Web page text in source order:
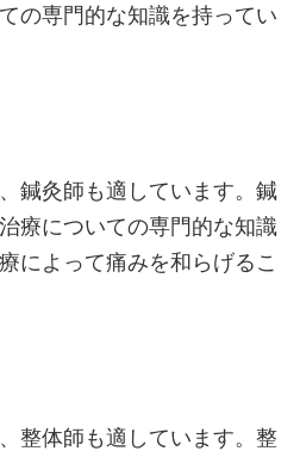
の専門的な知識を持ってい
鍼灸師も適しています。鍼
療についての専門的な知識
によって痛みを和らげるこ
整体師も適しています。整